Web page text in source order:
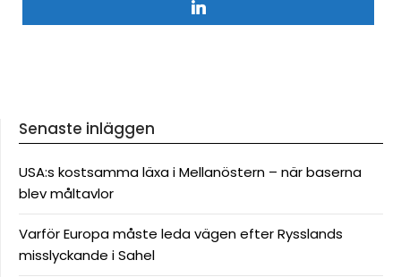
Senaste inläggen
USA:s kostsamma läxa i Mellanöstern – när baserna
blev måltavlor
Varför Europa måste leda vägen efter Rysslands
misslyckande i Sahel